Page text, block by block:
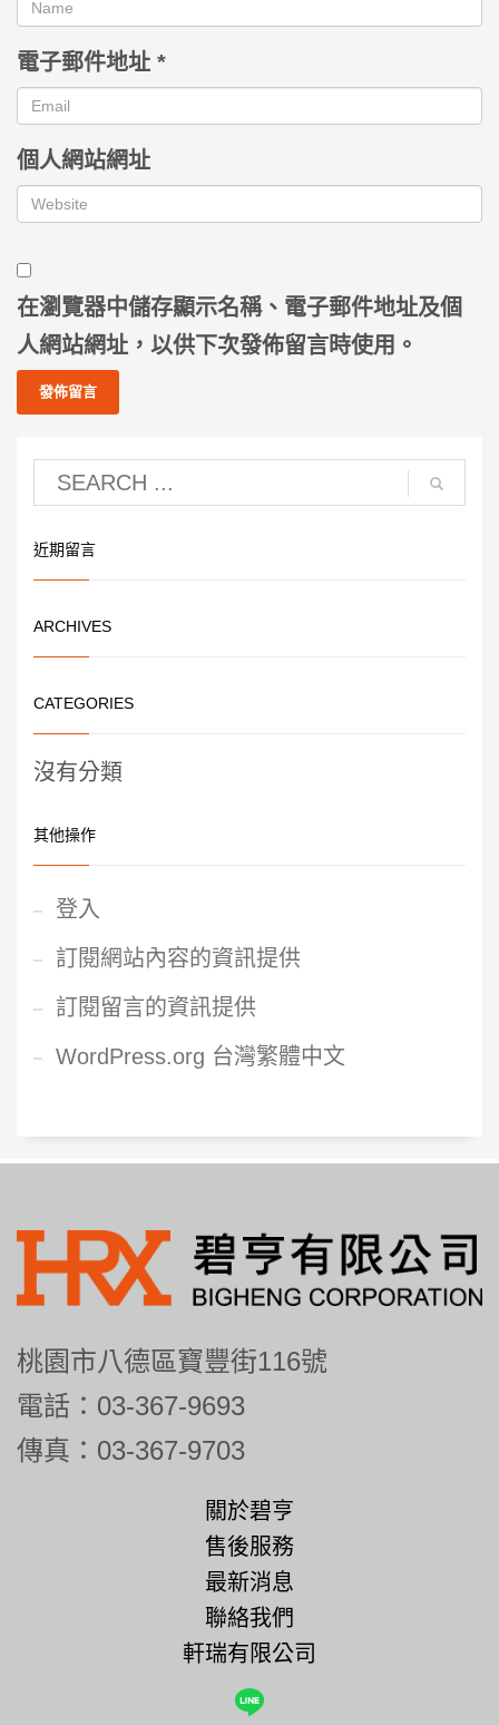
電子郵件地址 *
個人網站網址
在瀏覽器中儲存顯示名稱、電子郵件地址及個
人網站網址，以供下次發佈留言時使用。
近期留言
ARCHIVES
CATEGORIES
沒有分類
其他操作
登入
訂閱網站內容的資訊提供
訂閱留言的資訊提供
WordPress.org 台灣繁體中文
桃園市八德區寶豐街116號
電話：03-367-9693
傳真：03-367-9703
關於碧亨
售後服務
最新消息
聯絡我們
軒瑞有限公司